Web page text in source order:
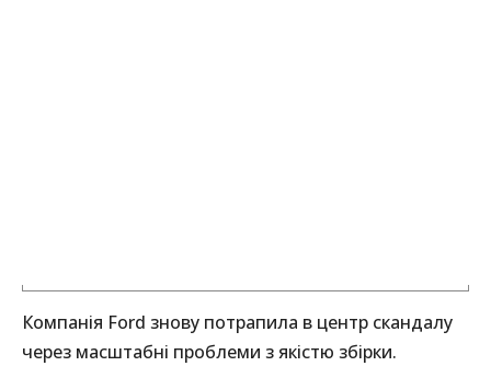
Компанія Ford знову потрапила в центр скандалу
через масштабні проблеми з якістю збірки.